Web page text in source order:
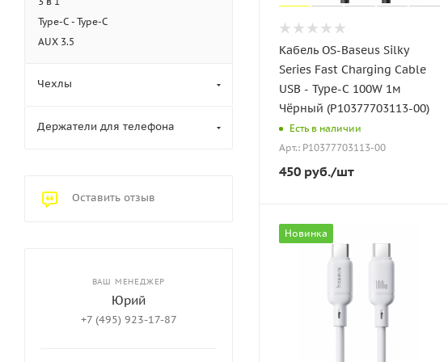
Кабель OS-Baseus Silky
Series Fast Charging Cable
USB - Type-C 100W 1м
Чёрный (P10377703113-00)
Есть в наличии
Арт.: P10377703113-00
450 руб./шт
Новинка
Type-C - Type-C
AUX 3.5
Чехлы
Держатели для телефона
Оставить отзыв
ВАШ МЕНЕДЖЕР
Юрий
+7 (495) 923-17-87